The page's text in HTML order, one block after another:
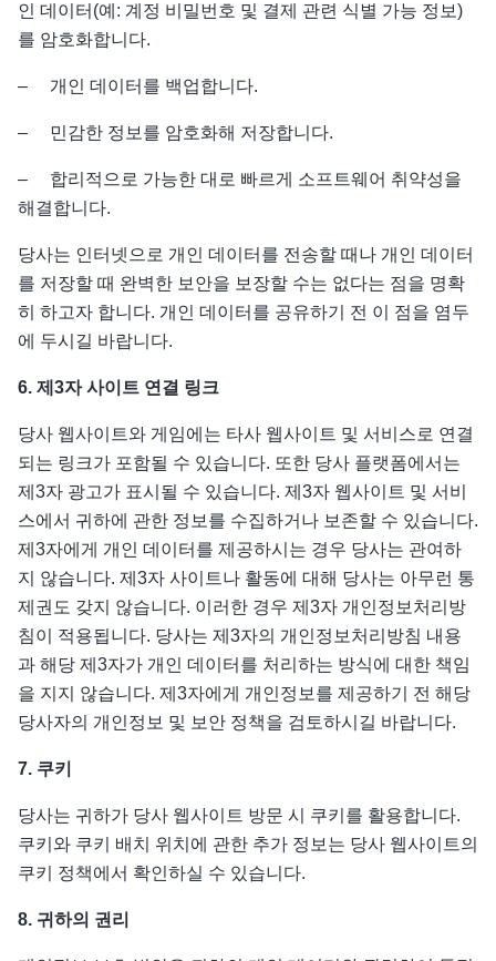
인 데이터(예: 계정 비밀번호 및 결제 관련 식별 가능 정보)
를 암호화합니다.
– 개인 데이터를 백업합니다.
– 민감한 정보를 암호화해 저장합니다.
– 합리적으로 가능한 대로 빠르게 소프트웨어 취약성을
해결합니다.
당사는 인터넷으로 개인 데이터를 전송할 때나 개인 데이터
를 저장할 때 완벽한 보안을 보장할 수는 없다는 점을 명확
히 하고자 합니다. 개인 데이터를 공유하기 전 이 점을 염두
에 두시길 바랍니다.
6. 제 3자 사이트 연결 링크
당사 웹사이트와 게임에는 타사 웹사이트 및 서비스로 연결
되는 링크가 포함될 수 있습니다. 또한 당사 플랫폼에서는
제3자 광고가 표시될 수 있습니다. 제3자 웹사이트 및 서비
스에서 귀하에 관한 정보를 수집하거나 보존할 수 있습니다.
제3자에게 개인 데이터를 제공하시는 경우 당사는 관여하
지 않습니다. 제3자 사이트나 활동에 대해 당사는 아무런 통
제권도 갖지 않습니다. 이러한 경우 제3자 개인정보처리방
침이 적용됩니다. 당사는 제3자의 개인정보처리방침 내용
과 해당 제3자가 개인 데이터를 처리하는 방식에 대한 책임
을 지지 않습니다. 제3자에게 개인정보를 제공하기 전 해당
당사자의 개인정보 및 보안 정책을 검토하시길 바랍니다.
7. 쿠키
당사는 귀하가 당사 웹사이트 방문 시 쿠키를 활용합니다.
쿠키와 쿠키 배치 위치에 관한 추가 정보는 당사 웹사이트의
쿠키 정책에서 확인하실 수 있습니다.
8. 귀하의 권리